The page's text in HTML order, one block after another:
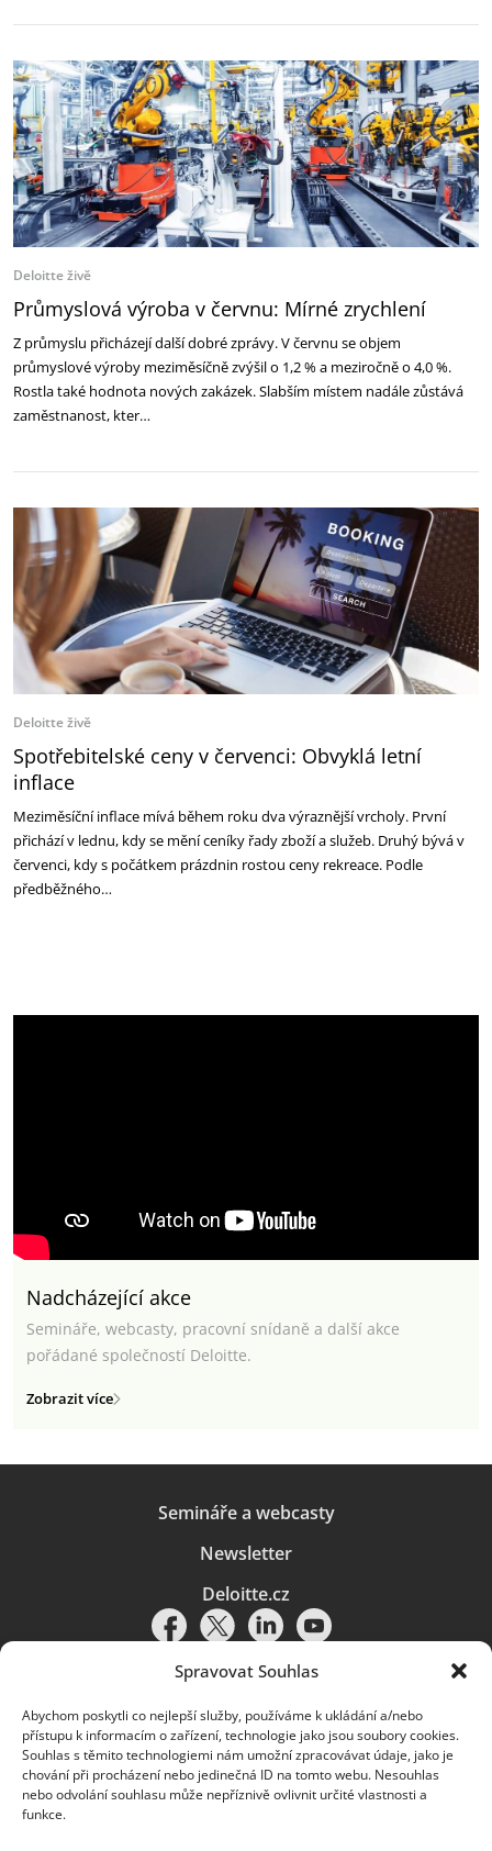
Spravovat Souhlas
Abychom poskytli co nejlepší služby, používáme k ukládání a/nebo
přístupu k informacím o zařízení, technologie jako jsou soubory cookies.
Souhlas s těmito technologiemi nám umožní zpracovávat údaje, jako je
chování při procházení nebo jedinečná ID na tomto webu. Nesouhlas
nebo odvolání souhlasu může nepříznivě ovlivnit určité vlastnosti a
funkce.
Deloitte živě
Průmyslová výroba v červnu: Mírné zrychlení
Z průmyslu přicházejí další dobré zprávy. V červnu se objem
průmyslové výroby meziměsíčně zvýšil o 1,2 % a meziročně o 4,0 %.
Rostla také hodnota nových zakázek. Slabším místem nadále zůstává
zaměstnanost, kter…
Deloitte živě
Spotřebitelské ceny v červenci: Obvyklá letní
inflace
Meziměsíční inflace mívá během roku dva výraznější vrcholy. První
přichází v lednu, kdy se mění ceníky řady zboží a služeb. Druhý bývá v
červenci, kdy s počátkem prázdnin rostou ceny rekreace. Podle
předběžného…
Nadcházející akce
Semináře, webcasty, pracovní snídaně a další akce
pořádané společností Deloitte.
Zobrazit více
Semináře a webcasty
Newsletter
Deloitte.cz
Pravidla používání|Ochrana osobních údajů|Soubory cookies |
Deloitte.cz
© 2026. Více informací najdete vPravidlech používání.
Deloitte označuje jednu či více společností globální sítě členských